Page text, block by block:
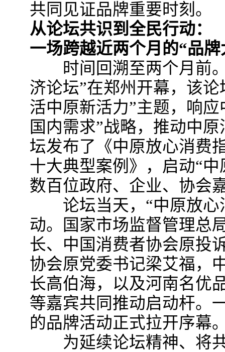
共同见证品牌重要时刻。
从论坛共识到全民行动：
一场跨越近两个月的“品牌
时间回溯至两个月前。
济论坛”在郑州开幕，该
活中原新活力”主题，响
国内需求”战略，推动中
坛发布了《中原放心消费
十大典型案例》，启动“
数百位政府、企业、协会
论坛当天，“中原放心
动。国家市场监督管理总
长、中国消费者协会原投
协会原党委书记梁艾福，
长高伯海，以及河南名优
等嘉宾共同推动启动杆。
的品牌活动正式拉开序幕
为延续论坛精神、将共